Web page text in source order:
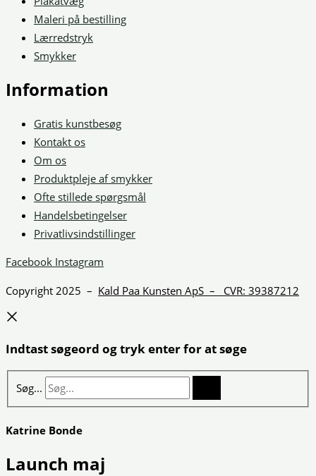
Maleri på bestilling
Lærredstryk
Smykker
Information
Gratis kunstbesøg
Kontakt os
Om os
Produktpleje af smykker
Ofte stillede spørgsmål
Handelsbetingelser
Privatlivsindstillinger
Facebook Instagram
Copyright 2025 – Kald Paa Kunsten ApS – CVR: 39387212
Indtast søgeord og tryk enter for at søge
Søg...
Katrine Bonde
Launch maj